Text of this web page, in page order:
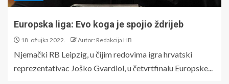
Europska liga: Evo koga je spojio ždrijeb
18. ožujka 2022. Autor: Redakcija HB
Njemački RB Leipzig, u čijim redovima igra hrvatski
reprezentativac Joško Gvardiol, u četvrtfinalu Europske...